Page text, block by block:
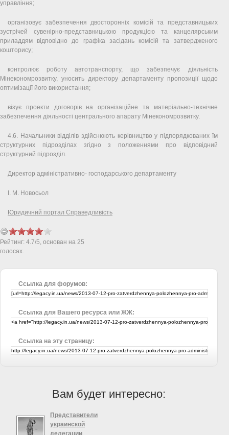
управління;
організовує забезпечення двосторонніх комісій та представницьких
зустрічей сувенірно-представницькою продукцією та канцелярським
приладдям відповідно до графіка засідань комісій та затвердженого
кошторису;
контролює роботу автотранспорту, що забезпечує діяльність
Мінекономрозвитку, уносить директору департаменту пропозиції щодо
оптимізації його використання;
візує проекти договорів на організаційне та матеріально-технічне
забезпечення діяльності центрального апарату Мінекономрозвитку.
4.6. Начальники відділів здійснюють керівництво у підпорядкованих їм
структурних підрозділах згідно з положеннями про відповідний
структурний підрозділ.
Директор адміністративно- господарського департаменту
І. М. Новосьол
Юридичний портал Справедливість
Рейтинг: 4.7/5, основан на 25
голосах.
Ссылка для форумов:
Ссылка для Вашего ресурса или ЖЖ:
Ссылка на эту страницу:
Вам будет интересно:
Представители
украинской
делегации